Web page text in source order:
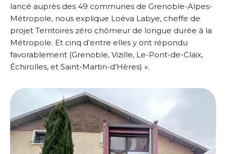
lancé auprès des 49 communes de Grenoble-Alpes-
Métropole, nous explique Loëva Labye, cheffe de
projet Territoires zéro chômeur de longue durée à la
Métropole. Et cinq d’entre elles y ont répondu
favorablement (Grenoble, Vizille, Le-Pont-de-Claix,
Échirolles, et Saint-Martin-d’Hères) ».